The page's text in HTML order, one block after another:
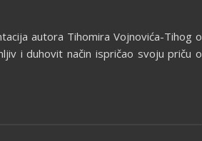
autora Tihomira Vojnovića-Tihog o
i duhovit način ispričao svoju priču o